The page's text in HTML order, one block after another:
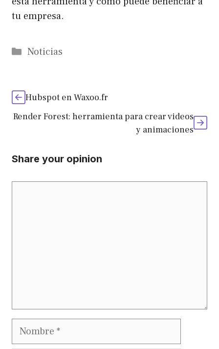
tu empresa.
Categorías
Noticias
Hubspot en Waxoo.fr
Render Forest: herramienta para crear videos
y animaciones
Share your opinion
Nombre